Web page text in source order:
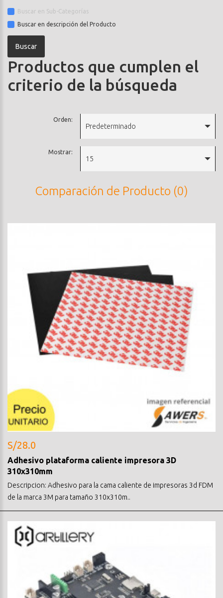
Buscar en Sub-Categorías
Buscar en descripción del Producto
Productos que cumplen el
criterio de la búsqueda
Orden:
Predeterminado
Mostrar:
15
Comparación de Producto (0)
S/28.0
Adhesivo plataforma caliente impresora 3D
310x310mm
Descripcion: Adhesivo para la cama caliente de impresoras 3d FDM
de la marca 3M para tamaño 310x310m..